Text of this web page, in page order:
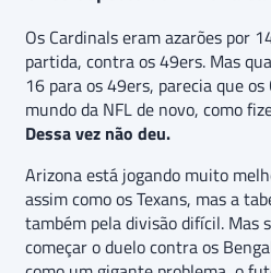
Os Cardinals eram azarões por
partida, contra os 49ers. Mas
16 para os 49ers, parecia que
mundo da NFL de novo, como
Dessa vez não deu.
Arizona está jogando muito
assim como os Texans, mas a
também pela divisão difícil. Mas
começar o duelo contra os